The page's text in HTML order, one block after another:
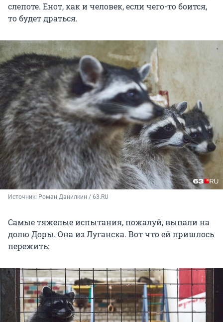
слепоте. Енот, как и человек, если чего-то боится,
то будет драться.
Источник: Роман Данилкин / 63.RU
Самые тяжелые испытания, пожалуй, выпали на
долю Доры. Она из Луганска. Вот что ей пришлось
пережить: